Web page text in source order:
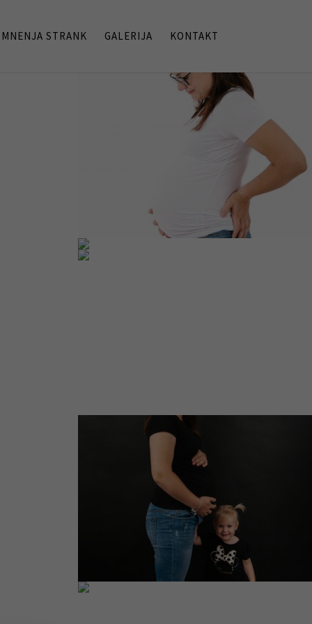
MNENJA STRANK GALERIJA KONTAKT